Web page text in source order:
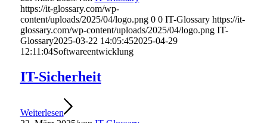
https://it-glossary.com/wp-
content/uploads/2025/04/logo.png 0 0 IT-Glossary https://it-
glossary.com/wp-content/uploads/2025/04/logo.png IT-
Glossary2025-03-22 14:05:452025-04-29
12:11:04Softwareentwicklung
IT-Sicherheit
Weiterlesen